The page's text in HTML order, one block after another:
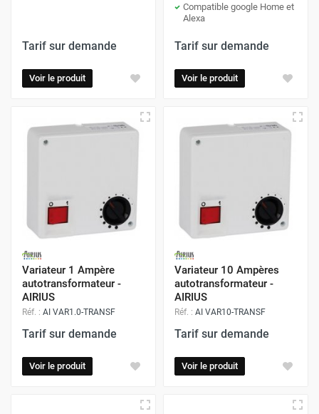
Tarif sur demande
Voir le produit
Compatible google Home et
Alexa
Tarif sur demande
Voir le produit
Variateur 1 Ampère
autotransformateur -
AIRIUS
Réf. : AI VAR1.0-TRANSF
Tarif sur demande
Voir le produit
Variateur 10 Ampères
autotransformateur -
AIRIUS
Réf. : AI VAR10-TRANSF
Tarif sur demande
Voir le produit